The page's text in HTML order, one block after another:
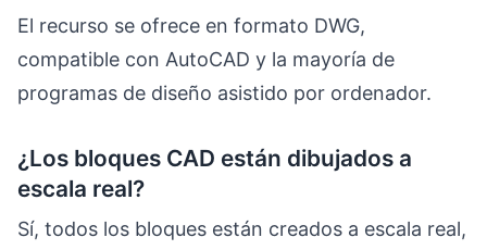
El recurso se ofrece en formato DWG,
compatible con AutoCAD y la mayoría de
programas de diseño asistido por ordenador.
¿Los bloques CAD están dibujados a
escala real?
Sí, todos los bloques están creados a escala real,